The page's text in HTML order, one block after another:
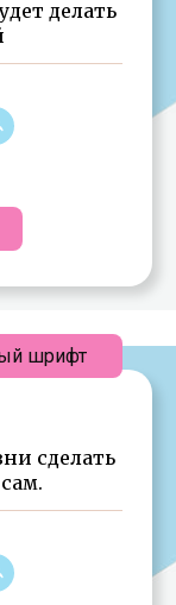
делать
сделать
шрифт